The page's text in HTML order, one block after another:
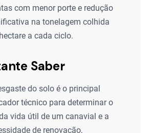
com menor porte e redução
na tonelagem colhida
a cada ciclo.
Saber
do solo é o principal
técnico para determinar o
vida útil de um canavial e a
de renovação,